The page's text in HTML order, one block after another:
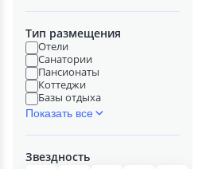
Тип размещения
Отели
Санатории
Пансионаты
Коттеджи
Базы отдыха
Показать все
Звездность